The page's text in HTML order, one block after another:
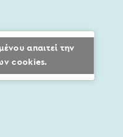
απαιτεί την
cookies.